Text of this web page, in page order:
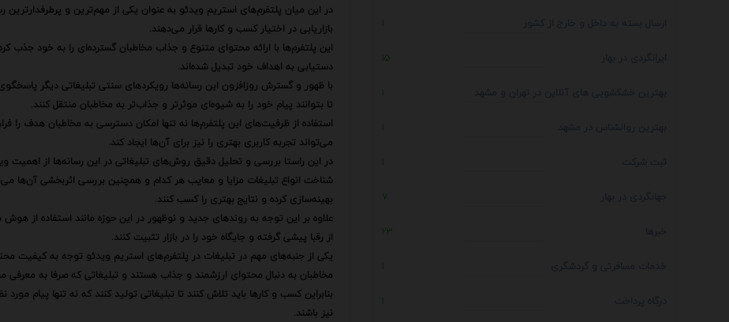
در این میان پلتفرم‌های استریم ویدئو به عنوان یکی از مهم‌ترین و
بازاریابی در اختیار کسب و کارها قرار می‌دهند.
این پلتفرم‌ها با ارائه محتوای متنوع و جذاب مخاطبان گسترده‌ای را به خود جذب
دستیابی به اهداف خود تبدیل شده‌اند.
با ظهور و گسترش روزافزون این رسانه‌ها رویکردهای سنتی تبلیغاتی دیگر پاسخگوی
تا بتوانند پیام خود را به شیوه‌ای موثرتر و جذاب‌تر به مخاطبان منتقل کنند.
استفاده از ظرفیت‌های این پلتفرم‌ها نه تنها امکان دسترسی به مخاطبان هدف را
می‌تواند تجربه کاربری بهتری را نیز برای آن‌ها ایجاد کند.
در این راستا بررسی و تحلیل دقیق روش‌های تبلیغاتی در این رسانه‌ها از اهمیت
شناخت انواع تبلیغات مزایا و معایب هر کدام و همچنین بررسی اثربخشی آن‌ها
بهینه‌سازی کرده و نتایج بهتری را کسب کنند.
علاوه بر این توجه به روندهای جدید و نوظهور در این حوزه مانند استفاده از
از رقبا پیشی گرفته و جایگاه خود را در بازار تثبیت کنند.
یکی از جنبه‌های مهم در تبلیغات در پلتفرم‌های استریم ویدئو توجه به کیفیت
مخاطبان به دنبال محتوای ارزشمند و جذاب هستند و تبلیغاتی که صرفا به
بنابراین کسب و کارها باید تلاش کنند تا تبلیغاتی تولید کنند که نه تنها پیام
نیز باشند.
1
15
1
1
1
7
23
1
1